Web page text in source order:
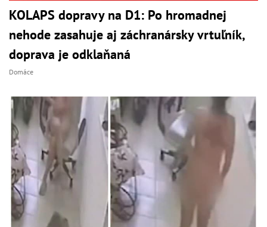
KOLAPS dopravy na D1: Po hromadnej
nehode zasahuje aj záchranársky vrtuľník,
doprava je odklaňaná
Domáce